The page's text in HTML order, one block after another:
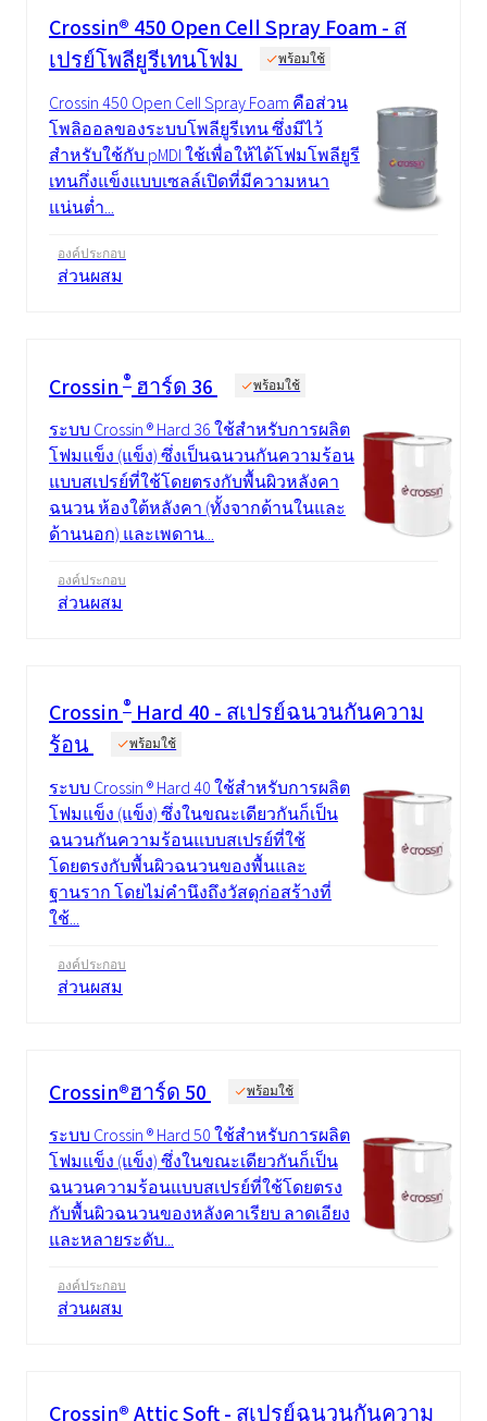
Crossin® 450 Open Cell Spray Foam - ส
เปรย์โพลียูรีเทนโฟม
พร้อมใช้
Crossin 450 Open Cell Spray Foam คือส่วน
โพลิออลของระบบโพลียูรีเทน ซึ่งมีไว้
สำหรับใช้กับ pMDI ใช้เพื่อให้ได้โฟมโพลียูรี
เทนกึ่งแข็งแบบเซลล์เปิดที่มีความหนา
แน่นต่ำ...
องค์ประกอบ
ส่วนผสม
Crossin ® ฮาร์ด 36 พร้อมใช้
ระบบ Crossin ® Hard 36 ใช้สำหรับการผลิต
โฟมแข็ง (แข็ง) ซึ่งเป็นฉนวนกันความร้อน
แบบสเปรย์ที่ใช้โดยตรงกับพื้นผิวหลังคา
ฉนวน ห้องใต้หลังคา (ทั้งจากด้านในและ
ด้านนอก) และเพดาน...
องค์ประกอบ
ส่วนผสม
Crossin ® Hard 40 - สเปรย์ฉนวนกันความ
ร้อน
พร้อมใช้
ระบบ Crossin ® Hard 40 ใช้สำหรับการผลิต
โฟมแข็ง (แข็ง) ซึ่งในขณะเดียวกันก็เป็น
ฉนวนกันความร้อนแบบสเปรย์ที่ใช้
โดยตรงกับพื้นผิวฉนวนของพื้นและ
ฐานราก โดยไม่คำนึงถึงวัสดุก่อสร้างที่
ใช้...
องค์ประกอบ
ส่วนผสม
Crossin®ฮาร์ด 50 พร้อมใช้
ระบบ Crossin ® Hard 50 ใช้สำหรับการผลิต
โฟมแข็ง (แข็ง) ซึ่งในขณะเดียวกันก็เป็น
ฉนวนความร้อนแบบสเปรย์ที่ใช้โดยตรง
กับพื้นผิวฉนวนของหลังคาเรียบ ลาดเอียง
และหลายระดับ...
องค์ประกอบ
ส่วนผสม
Crossin® Attic Soft - สเปรย์ฉนวนกันความ